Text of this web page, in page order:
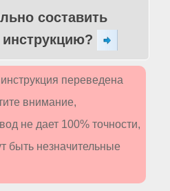
составить
переведена
внимание,
не дает 100% точности,
быть незначительные